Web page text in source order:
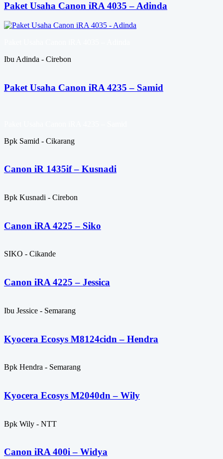
Paket Usaha Canon iRA 4035 – Adinda
Ibu Adinda - Cirebon
Paket Usaha Canon iRA 4235 – Samid
Bpk Samid - Cikarang
Canon iR 1435if – Kusnadi
Bpk Kusnadi - Cirebon
Canon iRA 4225 – Siko
SIKO - Cikande
Canon iRA 4225 – Jessica
Ibu Jessice - Semarang
Kyocera Ecosys M8124cidn – Hendra
Bpk Hendra - Semarang
Kyocera Ecosys M2040dn – Wily
Bpk Wily - NTT
Canon iRA 400i – Widya